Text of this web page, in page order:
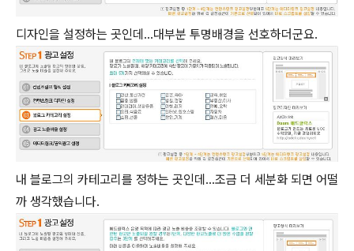
디자인을 설정하는 곳인데...대부분 투명배경을 선호하더군요.
내 블로그의 카테고리를 정하는 곳인데...조금 더 세분화 되면 어떨
까 생각했습니다.